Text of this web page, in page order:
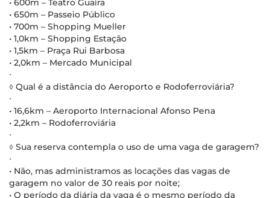
• 650m – Passeio Público
• 700m – Shopping Mueller
• 1,0km – Shopping Estação
• 1,5km – Praça Rui Barbosa
• 2,0km – Mercado Municipal
∙
◊ Qual é a distância do Aeroporto e Rodoferroviária?
∙
• 16,6km – Aeroporto Internacional Afonso Pena
• 2,2km – Rodoferroviária
∙
◊ Sua reserva contempla o uso de uma vaga de garagem?
∙
• Não, mas administramos as locações das vagas de
garagem no valor de 30 reais por noite;
• O período da diária da vaga é o mesmo período da